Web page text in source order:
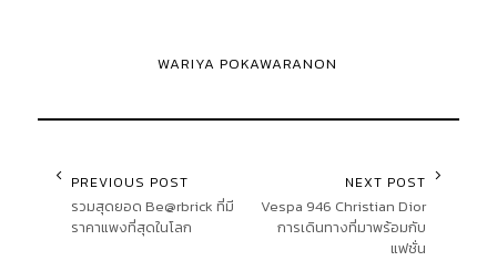
WARIYA POKAWARANON
PREVIOUS POST
รวมสุดยอด Be@rbrick ที่มี
ราคาแพงที่สุดในโลก
NEXT POST
Vespa 946 Christian Dior
การเดินทางที่มาพร้อมกับ
แฟชั่น